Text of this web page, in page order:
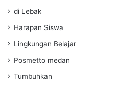
di Lebak
Harapan Siswa
Lingkungan Belajar
Posmetto medan
Tumbuhkan